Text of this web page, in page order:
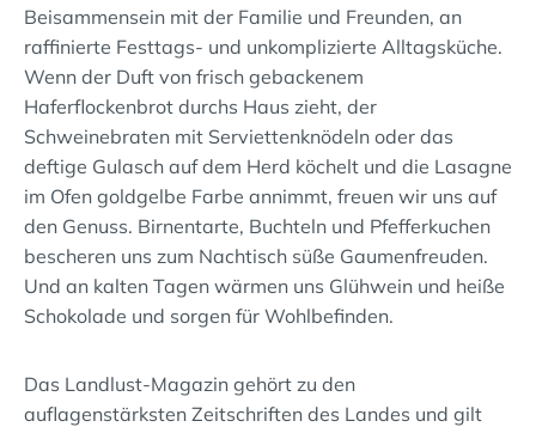
Beisammensein mit der Familie und Freunden, an
raffinierte Festtags- und unkomplizierte Alltagsküche.
Wenn der Duft von frisch gebackenem
Haferflockenbrot durchs Haus zieht, der
Schweinebraten mit Serviettenknödeln oder das
deftige Gulasch auf dem Herd köchelt und die Lasagne
im Ofen goldgelbe Farbe annimmt, freuen wir uns auf
den Genuss. Birnentarte, Buchteln und Pfefferkuchen
bescheren uns zum Nachtisch süße Gaumenfreuden.
Und an kalten Tagen wärmen uns Glühwein und heiße
Schokolade und sorgen für Wohlbefinden.
Das Landlust-Magazin gehört zu den
auflagenstärksten Zeitschriften des Landes und gilt